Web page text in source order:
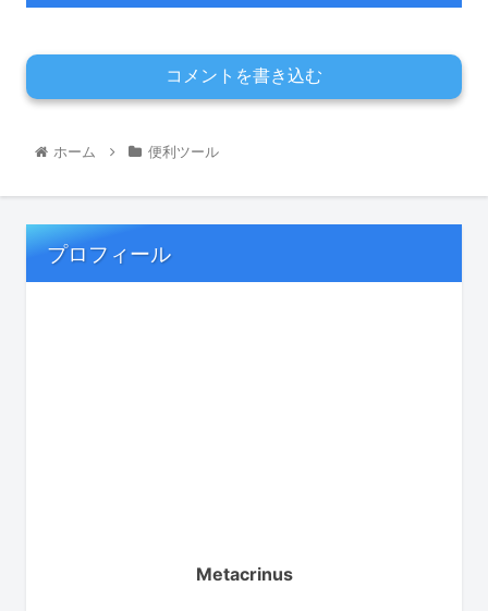
コメントを書き込む
ホーム 便利ツール
プロフィール
Metacrinus